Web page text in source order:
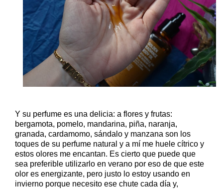
Y su perfume es una delicia: a flores y frutas:
bergamota, pomelo, mandarina, piña, naranja,
granada, cardamomo, sándalo y manzana son los
toques de su perfume natural y a mí me huele cítrico y
estos olores me encantan. Es cierto que puede que
sea preferible utilizarlo en verano por eso de que este
olor es energizante, pero justo lo estoy usando en
invierno porque necesito ese chute cada día y,